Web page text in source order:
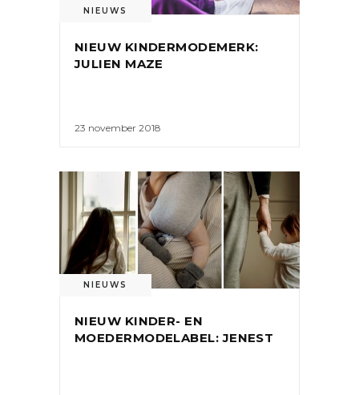
NIEUWS
NIEUW KINDERMODEMERK:
JULIEN MAZE
23 november 2018
NIEUWS
NIEUW KINDER- EN
MOEDERMODELABEL: JENEST